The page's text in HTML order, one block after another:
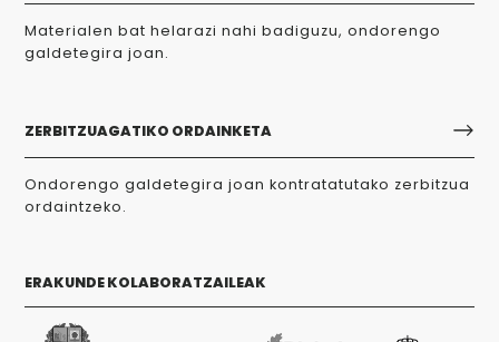
Materialen bat helarazi nahi badiguzu, ondorengo
galdetegira joan.
ZERBITZUAGATIKO ORDAINKETA
Ondorengo galdetegira joan kontratatutako zerbitzua
ordaintzeko.
ERAKUNDE KOLABORATZAILEAK